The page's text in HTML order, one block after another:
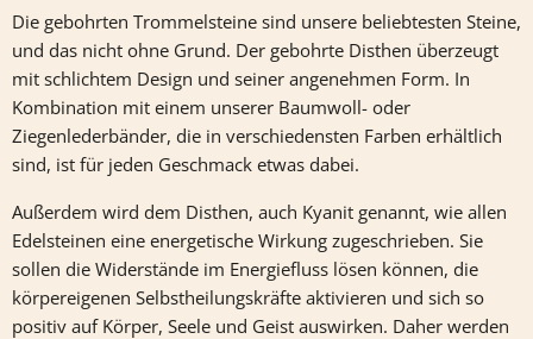
Die gebohrten Trommelsteine sind unsere beliebtesten Steine,
und das nicht ohne Grund. Der gebohrte Disthen überzeugt
mit schlichtem Design und seiner angenehmen Form. In
Kombination mit einem unserer Baumwoll- oder
Ziegenlederbänder, die in verschiedensten Farben erhältlich
sind, ist für jeden Geschmack etwas dabei.
Außerdem wird dem Disthen, auch Kyanit genannt, wie allen
Edelsteinen eine energetische Wirkung zugeschrieben. Sie
sollen die Widerstände im Energiefluss lösen können, die
körpereigenen Selbstheilungskräfte aktivieren und sich so
positiv auf Körper, Seele und Geist auswirken. Daher werden